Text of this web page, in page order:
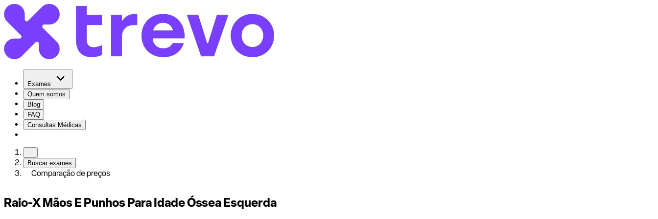
Exames
Quem somos
Blog
FAQ
Consultas Médicas
Buscar exames
Comparação de preços
Raio-X Mãos E Punhos Para Idade Óssea Esquerda